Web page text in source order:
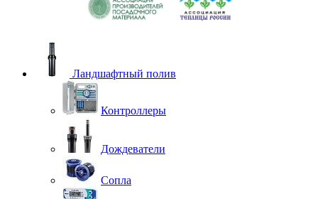
Ландшафтный полив
Контроллеры
Дождеватели
Сопла